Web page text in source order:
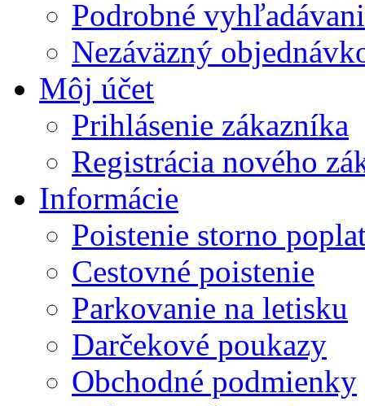
Podrobné
Nezáväzný
Môj účet
Prihlásenie zákazníka
Registrácia nového
Informácie
Poistenie storno
Cestovné poistenie
Parkovanie na letisku
Darčekové poukazy
Obchodné podmienky